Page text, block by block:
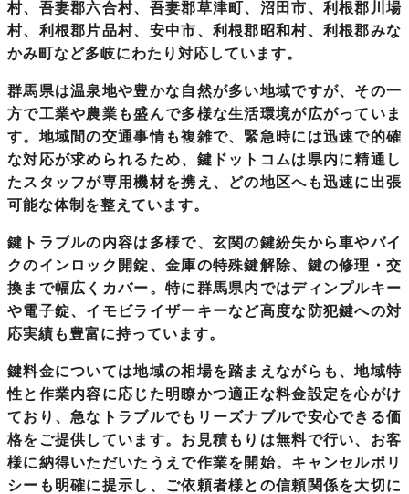
村、吾妻郡六合村、吾妻郡草津町、沼田市、利根郡川場
村、利根郡片品村、安中市、利根郡昭和村、利根郡みな
かみ町など多岐にわたり対応しています。
群馬県は温泉地や豊かな自然が多い地域ですが、その一
方で工業や農業も盛んで多様な生活環境が広がっていま
す。地域間の交通事情も複雑で、緊急時には迅速で的確
な対応が求められるため、鍵ドットコムは県内に精通し
たスタッフが専用機材を携え、どの地区へも迅速に出張
可能な体制を整えています。
鍵トラブルの内容は多様で、玄関の鍵紛失から車やバイ
クのインロック開錠、金庫の特殊鍵解除、鍵の修理・交
換まで幅広くカバー。特に群馬県内ではディンプルキー
や電子錠、イモビライザーキーなど高度な防犯鍵への対
応実績も豊富に持っています。
鍵料金については地域の相場を踏まえながらも、地域特
性と作業内容に応じた明瞭かつ適正な料金設定を心がけ
ており、急なトラブルでもリーズナブルで安心できる価
格をご提供しています。お見積もりは無料で行い、お客
様に納得いただいたうえで作業を開始。キャンセルポリ
シーも明確に提示し、ご依頼者様との信頼関係を大切に